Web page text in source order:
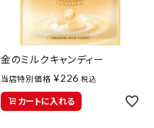
金のミルクキャンディー
当店特別価格 ¥226 税込
カートに入れる